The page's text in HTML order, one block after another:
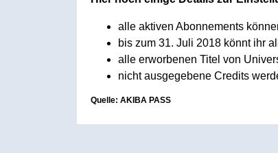
alle aktiven Abonnements
bis zum 31. Juli 2018 könnt ihr
alle erworbenen Titel von
nicht ausgegebene Credits
Quelle: AKIBA PASS